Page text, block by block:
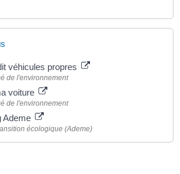
véhicules propres
de l'environnement
voiture
de l'environnement
Ademe
écologique (Ademe)